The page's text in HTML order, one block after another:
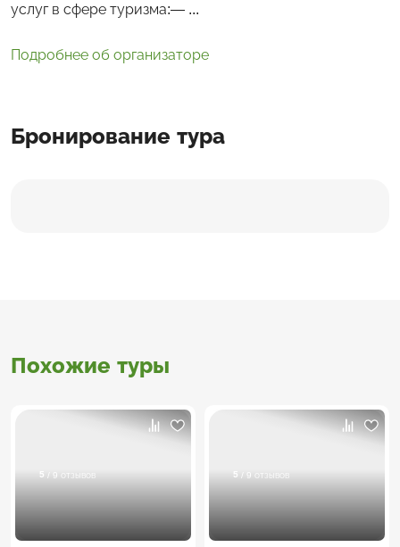
услуг в сфере туризма:— ...
Подробнее об организаторе
Бронирование тура
Похожие туры
5 / 9 отзывов 5 / 9 отзывов